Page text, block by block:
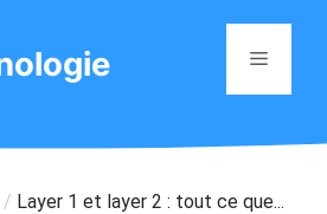
Menu
/ Layer 1 et layer 2 : tout ce que...